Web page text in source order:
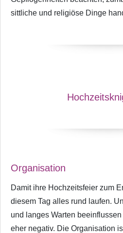
sittliche und religiöse Dinge
Organisation
Damit ihre Hochzeitsfeier zum
diesem Tag alles rund laufen.
und langes Warten
eher negativ. Die Organisation